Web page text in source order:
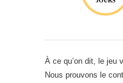
À ce qu’on dit, le jeu
Nous prouvons le